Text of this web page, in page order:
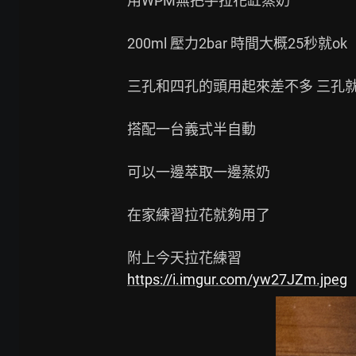
200ml 壓力2bar 時間大概25秒就ok
三孔和四孔的頭用起來差不多 三孔
搭配一台義式半自動
可以一邊萃取一邊蒸奶
在家練習拉花就夠用了
https://i.imgur.com/yw27JZm.jpeg